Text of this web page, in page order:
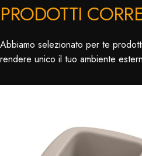
PRODOTTI
Abbiamo selezionato per te
rendere unico il tuo ambiente